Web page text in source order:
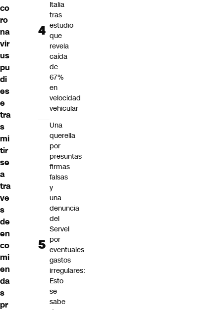
co
ro
na
vir
us
pu
di
es
e
tra
s
mi
tir
se
a
tra
ve
s
de
en
co
mi
en
da
s
pr
Italia
tras
estudio
que
revela
caída
de
67%
en
velocidad
vehicular
Una
querella
por
presuntas
firmas
falsas
y
una
denuncia
del
Servel
por
eventuales
gastos
irregulares:
Esto
se
sabe